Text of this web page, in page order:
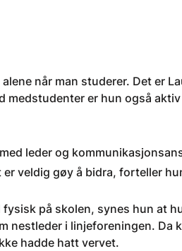
når man studerer. Det er
medstudenter er hun også aktiv
leder og
veldig gøy å bidra, forteller
på skolen, synes hun at
nestleder i linjeforeningen. Da
hadde hatt vervet.